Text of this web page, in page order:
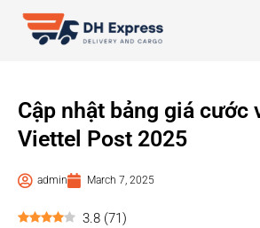
Cập nhật bảng giá cước
Viettel Post 2025
admin March 7, 2025
3.8 (71)